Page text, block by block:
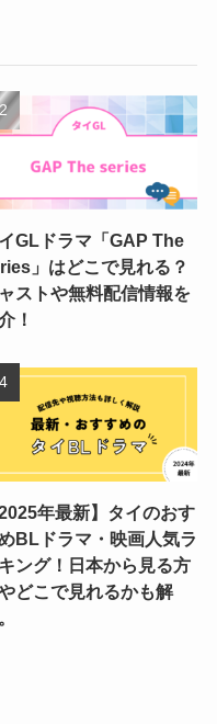
GLドラマ「GAP The
」はどこで見れる？
ストや無料配信情報を
！
2025年最新】タイのおす
BLドラマ・映画人気ラ
ング！日本から見る方
どこで見れるかも解